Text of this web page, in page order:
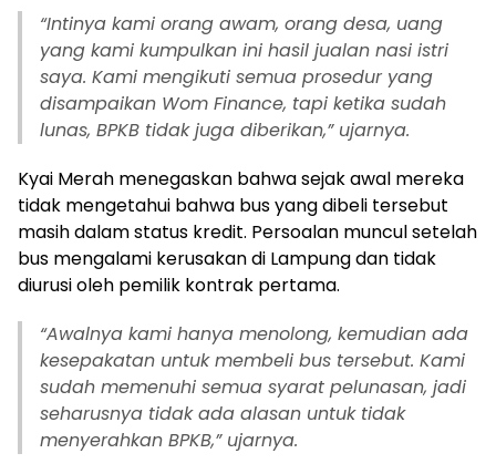
“Intinya kami orang awam, orang desa, uang
yang kami kumpulkan ini hasil jualan nasi istri
saya. Kami mengikuti semua prosedur yang
disampaikan Wom Finance, tapi ketika sudah
lunas, BPKB tidak juga diberikan,” ujarnya.
Kyai Merah menegaskan bahwa sejak awal mereka
tidak mengetahui bahwa bus yang dibeli tersebut
masih dalam status kredit. Persoalan muncul setelah
bus mengalami kerusakan di Lampung dan tidak
diurusi oleh pemilik kontrak pertama.
“Awalnya kami hanya menolong, kemudian ada
kesepakatan untuk membeli bus tersebut. Kami
sudah memenuhi semua syarat pelunasan, jadi
seharusnya tidak ada alasan untuk tidak
menyerahkan BPKB,” ujarnya.